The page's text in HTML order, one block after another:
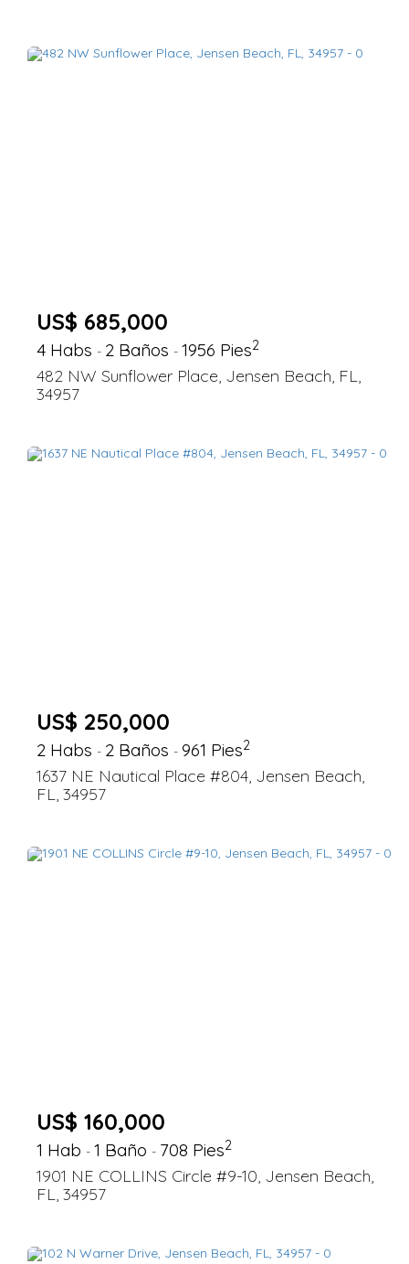
US$ 685,000
4 Habs - 2 Baños - 1956 Pies2
482 NW Sunflower Place, Jensen Beach, FL,
34957
US$ 250,000
2 Habs - 2 Baños - 961 Pies2
1637 NE Nautical Place #804, Jensen Beach,
FL, 34957
US$ 160,000
1 Hab - 1 Baño - 708 Pies2
1901 NE COLLINS Circle #9-10, Jensen Beach,
FL, 34957